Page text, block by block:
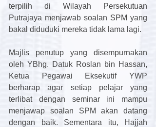
terpilih di Wilayah Persekutuan
Putrajaya menjawab soalan SPM yang
bakal diduduki mereka tidak lama lagi.
Majlis penutup yang disempurnakan
oleh YBhg. Datuk Roslan bin Hassan,
Ketua Pegawai Eksekutif YWP
berharap agar setiap pelajar yang
terlibat dengan seminar ini mampu
menjawap soalan SPM akan datang
dengan baik. Sementara itu, Hajjah